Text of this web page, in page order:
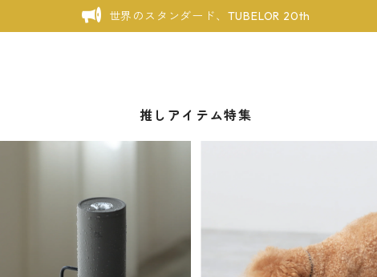
世界のスタンダード、TUBELOR 20th
推しアイテム特集